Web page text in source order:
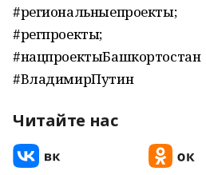
#региональныепроекты;
#регпроекты;
#нацпроектыБашкортостан
#ВладимирПутин
Читайте нас